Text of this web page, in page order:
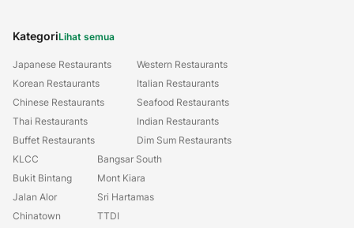
KategoriLihat semua
Japanese Restaurants
Korean Restaurants
Chinese Restaurants
Thai Restaurants
Buffet Restaurants
Western Restaurants
Italian Restaurants
Seafood Restaurants
Indian Restaurants
Dim Sum Restaurants
KLCC
Bukit Bintang
Jalan Alor
Chinatown
Bangsar South
Mont Kiara
Sri Hartamas
TTDI